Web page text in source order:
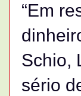
“Em
Schio,
sério